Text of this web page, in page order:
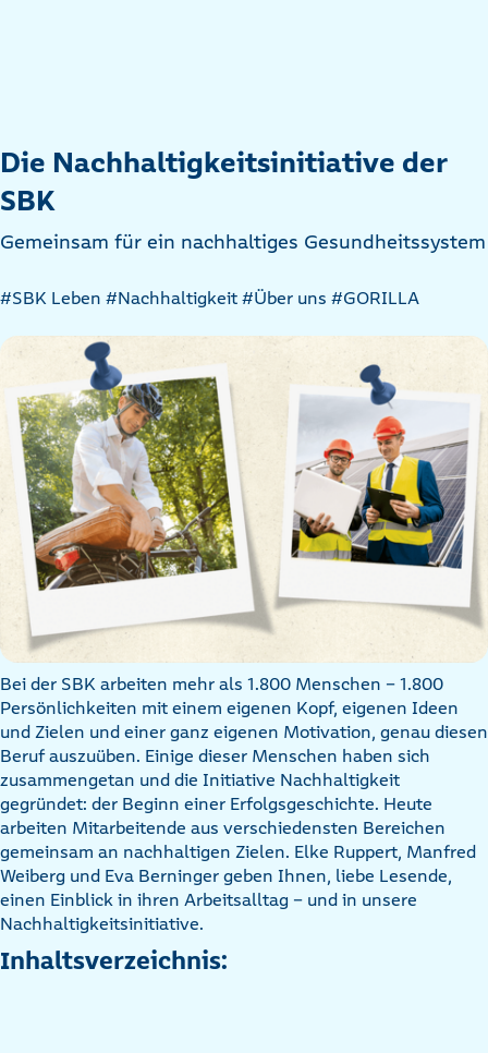
Die Nachhaltigkeitsinitiative der
SBK
Gemeinsam für ein nachhaltiges Gesundheitssystem
Artikel
Kategorien
#SBK Leben #Nachhaltigkeit #Über uns #GORILLA
Bei der SBK arbeiten mehr als 1.800 Menschen – 1.800
Persönlichkeiten mit einem eigenen Kopf, eigenen Ideen
und Zielen und einer ganz eigenen Motivation, genau diesen
Beruf auszuüben. Einige dieser Menschen haben sich
zusammengetan und die Initiative Nachhaltigkeit
gegründet: der Beginn einer Erfolgsgeschichte. Heute
arbeiten Mitarbeitende aus verschiedensten Bereichen
gemeinsam an nachhaltigen Zielen. Elke Ruppert, Manfred
Weiberg und Eva Berninger geben Ihnen, liebe Lesende,
einen Einblick in ihren Arbeitsalltag – und in unsere
Nachhaltigkeitsinitiative.
Inhaltsverzeichnis: